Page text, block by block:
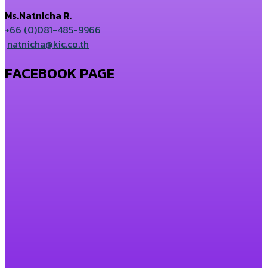
Ms.Natnicha R.
+66 (0)081-485-9966
natnicha@kic.co.th
FACEBOOK PAGE